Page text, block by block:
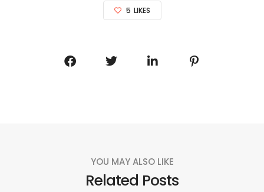
5 LIKES
YOU MAY ALSO LIKE
Related Posts